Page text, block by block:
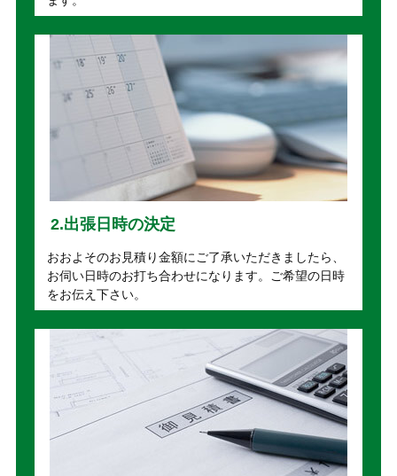
2.出張日時の決定
おおよそのお見積り金額にご了承いただきましたら、
お伺い日時のお打ち合わせになります。ご希望の日時
をお伝え下さい。